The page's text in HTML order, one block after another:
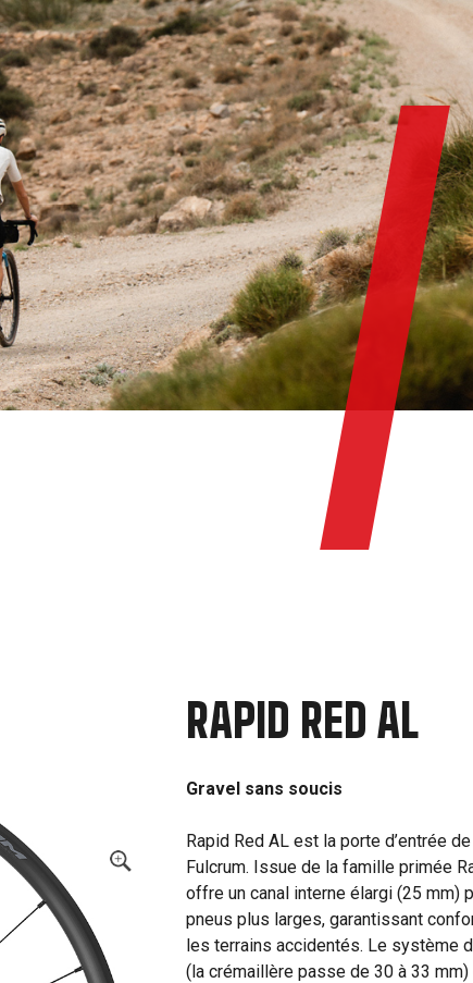
RAPID RED AL
Gravel sans soucis
Rapid Red AL est la porte d’entrée
Fulcrum. Issue de la famille primée
offre un canal interne élargi (25 mm)
pneus plus larges, garantissant
les terrains accidentés. Le système
(la crémaillère passe de 30 à 33